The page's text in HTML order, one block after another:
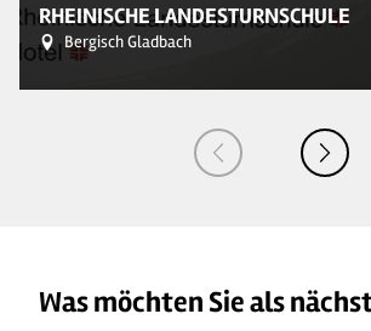
RHEINISCHE LANDESTURNSCHULE
Bergisch Gladbach
Was möchten Sie als